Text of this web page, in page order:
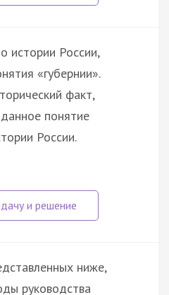
истории России,
«губернии».
факт,
понятие
России.
ниже,
руководства